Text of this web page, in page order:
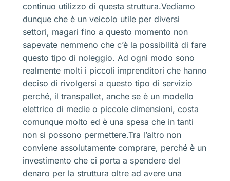
continuo utilizzo di questa struttura.Vediamo
dunque che è un veicolo utile per diversi
settori, magari fino a questo momento non
sapevate nemmeno che c’è la possibilità di fare
questo tipo di noleggio. Ad ogni modo sono
realmente molti i piccoli imprenditori che hanno
deciso di rivolgersi a questo tipo di servizio
perché, il transpallet, anche se è un modello
elettrico di medie o piccole dimensioni, costa
comunque molto ed è una spesa che in tanti
non si possono permettere.Tra l’altro non
conviene assolutamente comprare, perché è un
investimento che ci porta a spendere del
denaro per la struttura oltre ad avere una